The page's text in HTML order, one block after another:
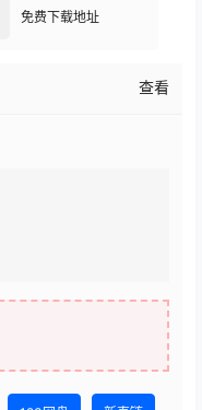
免费下载地址
查看